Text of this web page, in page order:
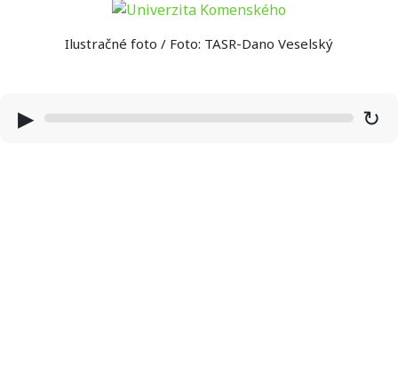
Ilustračné foto / Foto: TASR-Dano Veselský
▶ ↻